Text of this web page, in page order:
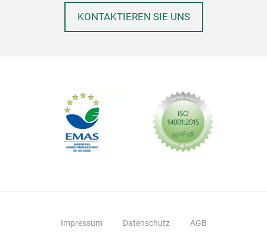
KONTAKTIEREN SIE UNS
Impressum Datenschutz AGB